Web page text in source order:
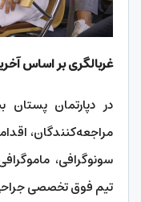
غربالگری بر اساس
در دپارتمان پستان
مراجعه‌کنندگان،
سونوگرافی،
تیم فوق تخصصی جراحی